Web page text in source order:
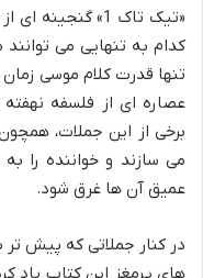
«تیک تاک 1»
کدام به تنهایی می توانند
تنها قدرت کلام موسی زمان
عصاره ای از فلسفه
برخی از این جملات،
می سازند و خواننده را
عمیق آن ها غرق شود.
در کنار جملاتی که پیش تر